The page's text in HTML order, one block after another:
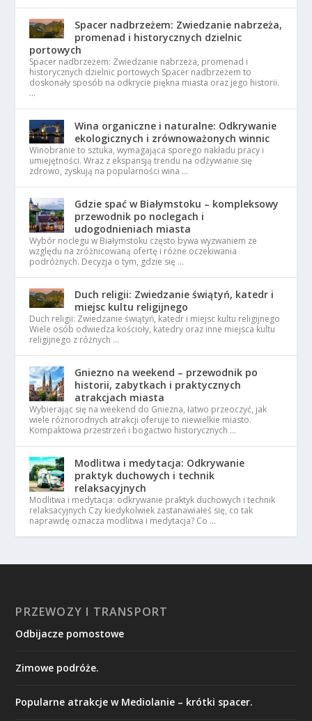
Spacer nadbrzeżem: Zwiedzanie nabrzeża,
promenad i historycznych dzielnic
portowych
Spacer nadbrzeżem: Zwiedzanie nabrzeża, promenad i
historycznych dzielnic portowych Spacer nadbrzeżem to
doskonały sposób na odkrycie piękna miasta oraz jego historii.
…
Wina organiczne i naturalne: Odkrywanie
ekologicznych i zrównoważonych winnic
Winobranie to sztuka, wymagająca sporego nakładu pracy i
umiejętności. Wraz z ekspansją trendu na odżywianie się
zdrowo, zyskują na popularności wina …
Gdzie spać w Białymstoku – kompleksowy
przewodnik po noclegach i
udogodnieniach miasta
Wybór noclegu w Białymstoku często bywa wyzwaniem ze
względu na zróżnicowaną ofertę i różne oczekiwania
podróżnych. Decyzja o tym, gdzie się …
Duch religii: Zwiedzanie świątyń, katedr i
miejsc kultu religijnego
Duch religii: Zwiedzanie świątyń, katedr i miejsc kultu religijnego
Wiele osób odwiedza kościoły, katedry oraz inne miejsca kultu
religijnego z różnych …
Gniezno na weekend – przewodnik po
historii, zabytkach i praktycznych
atrakcjach miasta
Wybierając się na weekend do Gniezna, łatwo przeoczyć, jak
wiele różnorodnych atrakcji oferuje to niewielkie miasto.
Kompaktowa przestrzeń i bogactwo historycznych …
Modlitwa i medytacja: Odkrywanie
praktyk duchowych i technik
relaksacyjnych
Modlitwa i medytacja: odkrywanie praktyk duchowych i technik
relaksacyjnych Czy kiedykolwiek zastanawiałeś się, co tak
naprawdę oznacza modlitwa i medytacja? Co …
PRZEWOZY I TRANSPORT
Odbijacze pomostowe
Zimowe podróże.
Popularne atrakcje w Mediolanie – krótki spacer.